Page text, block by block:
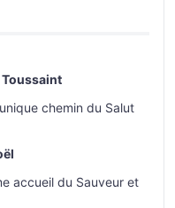
chemin du Salut
accueil du Sauveur et